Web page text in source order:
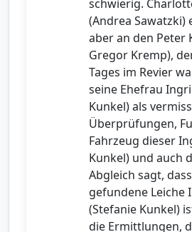
schwierig.
(Andrea Sawatzki)
aber an den Peter
Gregor Kremp),
Tages im Revier
seine Ehefrau
Kunkel) als
Überprüfungen,
Fahrzeug dieser
Kunkel) und auch
Abgleich sagt,
gefundene Leiche
(Stefanie Kunkel)
die Ermittlungen,